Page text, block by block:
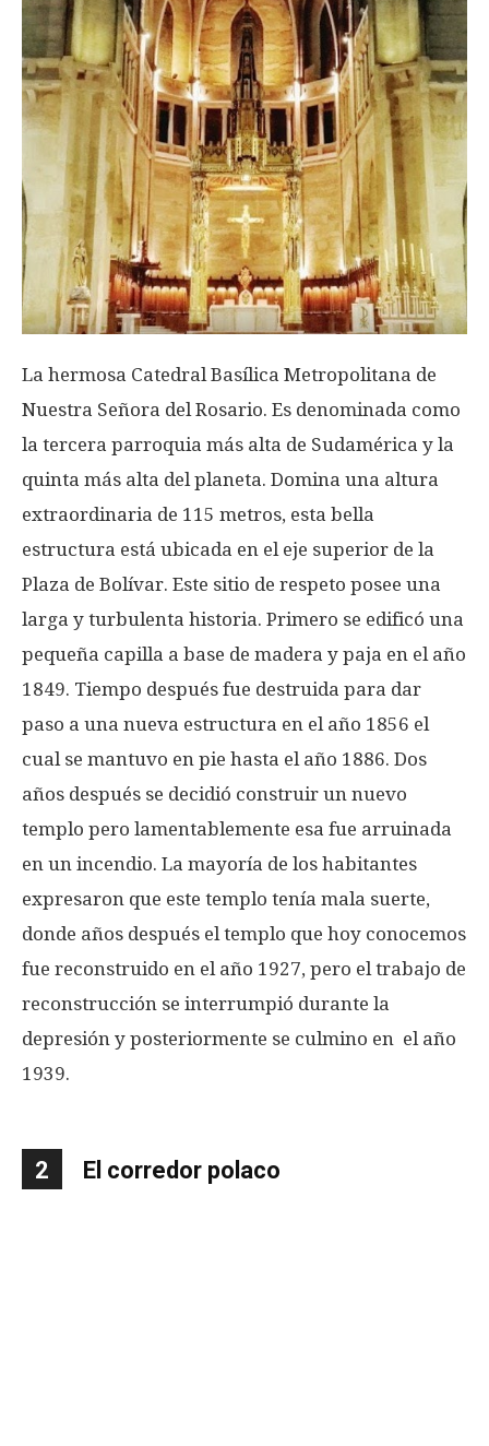
La hermosa Catedral Basílica Metropolitana de
Nuestra Señora del Rosario. Es denominada como
la tercera parroquia más alta de Sudamérica y la
quinta más alta del planeta. Domina una altura
extraordinaria de 115 metros, esta bella
estructura está ubicada en el eje superior de la
Plaza de Bolívar. Este sitio de respeto posee una
larga y turbulenta historia. Primero se edificó una
pequeña capilla a base de madera y paja en el año
1849. Tiempo después fue destruida para dar
paso a una nueva estructura en el año 1856 el
cual se mantuvo en pie hasta el año 1886. Dos
años después se decidió construir un nuevo
templo pero lamentablemente esa fue arruinada
en un incendio. La mayoría de los habitantes
expresaron que este templo tenía mala suerte,
donde años después el templo que hoy conocemos
fue reconstruido en el año 1927, pero el trabajo de
reconstrucción se interrumpió durante la
depresión y posteriormente se culmino en el año
1939.
2 El corredor polaco